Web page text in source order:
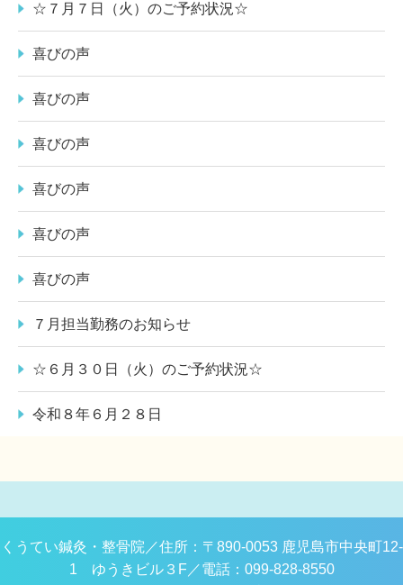
☆７月７日（火）のご予約状況☆
喜びの声
喜びの声
喜びの声
喜びの声
喜びの声
喜びの声
７月担当勤務のお知らせ
☆６月３０日（火）のご予約状況☆
令和８年６月２８日
くうてい鍼灸・整骨院／住所：〒890-0053 鹿児島市中央町12-
1 ゆうきビル３F／電話：099-828-8550